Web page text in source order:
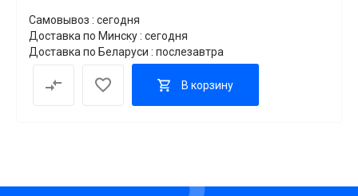
Самовывоз : сегодня
Доставка по Минску : сегодня
Доставка по Беларуси : послезавтра
В корзину